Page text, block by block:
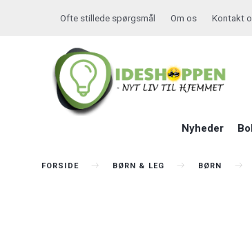
Ofte stillede spørgsmål Om os Kontakt
Nyheder
FORSIDE BØRN & LEG BØRN